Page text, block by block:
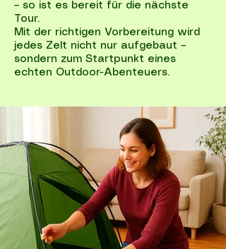
– so ist es bereit für die nächste
Tour.
Mit der richtigen Vorbereitung wird
jedes Zelt nicht nur aufgebaut –
sondern zum Startpunkt eines
echten Outdoor-Abenteuers.